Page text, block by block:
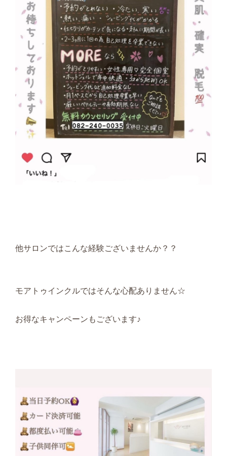
他サロンではこんな経験ございませんか？？
モアトゥインクルではそんな心配ありません☆
お得なキャンペーンもございます♪